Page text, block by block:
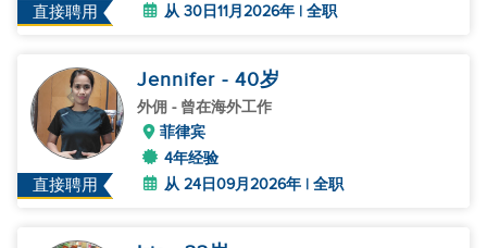
直接聘用
从 30日11月2026年 | 全职
直接聘用
Jennifer - 40岁
外佣 - 曾在海外工作
菲律宾
4年经验
从 24日09月2026年 | 全职